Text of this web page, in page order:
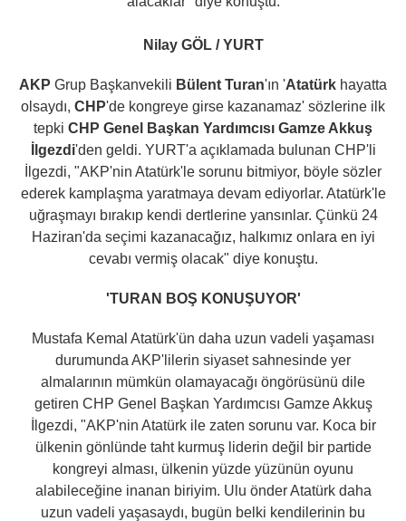
Nilay GÖL / YURT
AKP Grup Başkanvekili Bülent Turan'ın 'Atatürk hayatta
olsaydı, CHP'de kongreye girse kazanamaz' sözlerine ilk
tepki CHP Genel Başkan Yardımcısı Gamze Akkuş
İlgezdi'den geldi. YURT'a açıklamada bulunan CHP'li
İlgezdi, "AKP'nin Atatürk'le sorunu bitmiyor, böyle sözler
ederek kamplaşma yaratmaya devam ediyorlar. Atatürk'le
uğraşmayı bırakıp kendi dertlerine yansınlar. Çünkü 24
Haziran'da seçimi kazanacağız, halkımız onlara en iyi
cevabı vermiş olacak" diye konuştu.
'TURAN BOŞ KONUŞUYOR'
Mustafa Kemal Atatürk'ün daha uzun vadeli yaşaması
durumunda AKP'lilerin siyaset sahnesinde yer
almalarının mümkün olamayacağı öngörüsünü dile
getiren CHP Genel Başkan Yardımcısı Gamze Akkuş
İlgezdi, "AKP'nin Atatürk ile zaten sorunu var. Koca bir
ülkenin gönlünde taht kurmuş liderin değil bir partide
kongreyi alması, ülkenin yüzde yüzünün oyunu
alabileceğine inanan biriyim. Ulu önder Atatürk daha
uzun vadeli yaşasaydı, bugün belki kendilerinin bu